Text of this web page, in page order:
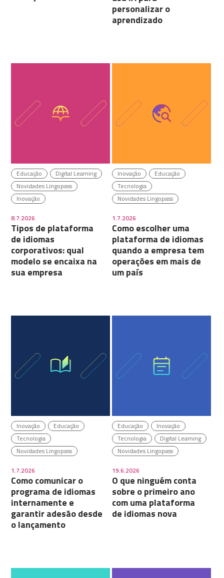
personalizar o
aprendizado
Educação
Digital Learning
Novidades Lingopass
Inovação
8.7.2026
Tipos de plataforma
de idiomas
corporativos: qual
modelo se encaixa na
sua empresa
Inovação
Educação
Tecnologia
Novidades Lingopass
1.7.2026
Como escolher uma
plataforma de idiomas
quando a empresa tem
operações em mais de
um país
Inovação
Educação
Tecnologia
Novidades Lingopass
1.7.2026
Como comunicar o
programa de idiomas
internamente e
garantir adesão desde
o lançamento
Educação
Inovação
Tecnologia
Digital Learning
Novidades Lingopass
19.6.2026
O que ninguém conta
sobre o primeiro ano
com uma plataforma
de idiomas nova